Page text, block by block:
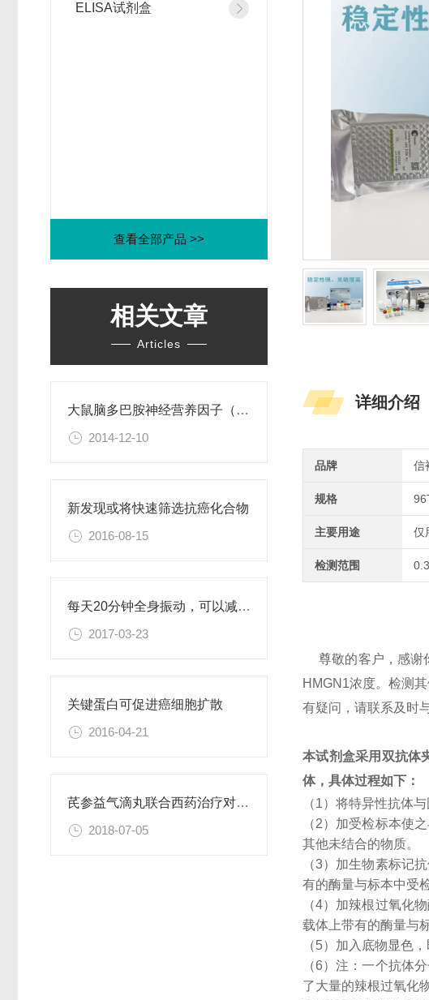
ELISA试剂盒
查看全部产品 >>
相关文章
Articles
大鼠脑多巴胺神经营养因子（CDNF）ELISA试剂盒
2014-12-10
新发现或将快速筛选抗癌化合物
2016-08-15
每天20分钟全身振动，可以减肥、对抗糖尿病
2017-03-23
关键蛋白可促进癌细胞扩散
2016-04-21
芪参益气滴丸联合西药治疗对稳定型心绞痛患者血清抵抗素水平的影响
2018-07-05
详细介绍
品牌 信
规格
主要用途 仅
检测范围
尊敬的客户，感谢
HMGN1浓度。检测
有疑问，请联系及时
本试剂盒采用双抗体
体，具体过程如下：
（1）将特异性抗体
（2）加受检标本使
其他未结合的物质。
（3）加生物素标记
有的酶量与标本中受
（4）加辣根过氧化
载体上带有的酶量与
（5）加入底物显色
（6）注：一个抗体
了大量的辣根过氧化